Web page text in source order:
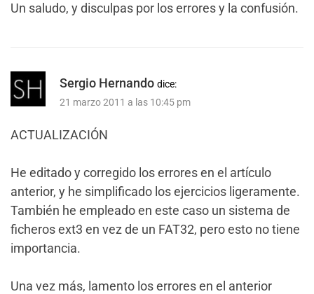
Un saludo, y disculpas por los errores y la confusión.
Sergio Hernando dice:
21 marzo 2011 a las 10:45 pm
ACTUALIZACIÓN
He editado y corregido los errores en el artículo
anterior, y he simplificado los ejercicios ligeramente.
También he empleado en este caso un sistema de
ficheros ext3 en vez de un FAT32, pero esto no tiene
importancia.
Una vez más, lamento los errores en el anterior